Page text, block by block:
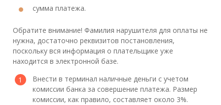
сумма платежа.
Обратите внимание! Фамилия нарушителя для оплаты не
нужна, достаточно реквизитов постановления,
поскольку вся информация о плательщике уже
находится в электронной базе.
Внести в терминал наличные деньги с учетом
комиссии банка за совершение платежа. Размер
комиссии, как правило, составляет около 3%.